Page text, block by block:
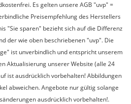
Es gelten unsere AGB "uvp" =
Preisempfehlung des Herstellers
"Sie sparen" bezieht sich auf die Differenz
der wie oben beschriebenen "uvp". Die
ist unverbindlich und entspricht unserem
Aktualisierung unserer Website (alle 24
ist ausdrücklich vorbehalten! Abbildungen
abweichen. Angebote nur gültig solange
ausdrücklich vorbehalten!.